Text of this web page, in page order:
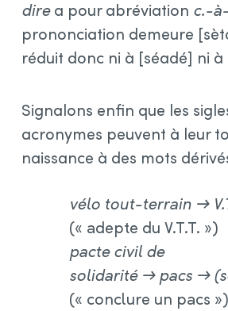
direa pour abréviation c.-⁠
prononciation demeure
réduit donc ni à [séadé] ni
Signalons enfin que les
acronymes peuvent à leur
naissance à des mots
vélo tout-terrain →
(« adepte du V.T.T. »)
pacte civil de
solidarité → pacs →
(« conclure un pacs »)